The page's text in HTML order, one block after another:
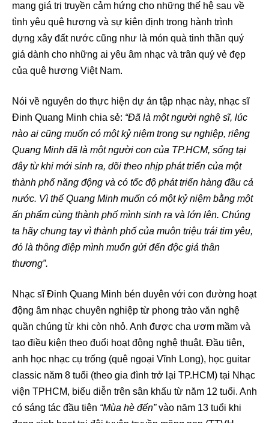
mang giá trị truyền cảm hứng cho những thế hệ sau về
tình yêu quê hương và sự kiên định trong hành trình
dựng xây đất nước cũng như là món quà tinh thần quý
giá dành cho những ai yêu âm nhạc và trân quý vẻ đẹp
của quê hương Việt Nam.
Nói về nguyên do thực hiện dự án tập nhạc này, nhạc sĩ
Đinh Quang Minh chia sẻ: “Đã là một người nghệ sĩ, lúc
nào ai cũng muốn có một kỷ niệm trong sự nghiệp, riêng
Quang Minh đã là một người con của TP.HCM, sống tại
đây từ khi mới sinh ra, dõi theo nhịp phát triển của một
thành phố năng động và có tốc độ phát triển hàng đầu cả
nước. Vì thế Quang Minh muốn có một kỷ niệm bằng một
ấn phẩm cùng thành phố mình sinh ra và lớn lên. Chúng
ta hãy chung tay vì thành phố của muôn triệu trái tim yêu,
đó là thông điệp mình muốn gửi đến độc giả thân
thương”.
Nhạc sĩ Đinh Quang Minh bén duyên với con đường hoạt
động âm nhạc chuyên nghiệp từ phong trào văn nghệ
quần chúng từ khi còn nhỏ. Anh được cha ươm mầm và
tạo điều kiện theo đuổi hoạt động nghệ thuật. Đầu tiên,
anh học nhạc cụ trống (quê ngoại Vĩnh Long), học guitar
classic năm 8 tuổi (theo gia đình trở lại TP.HCM) tại Nhạc
viện TPHCM, biểu diễn trên sân khấu từ năm 12 tuổi. Anh
có sáng tác đầu tiên “Mùa hè đến”vào năm 13 tuổi khi